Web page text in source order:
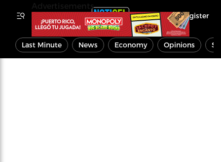
Register
Last Minute News Economy Opinions
Advertisements